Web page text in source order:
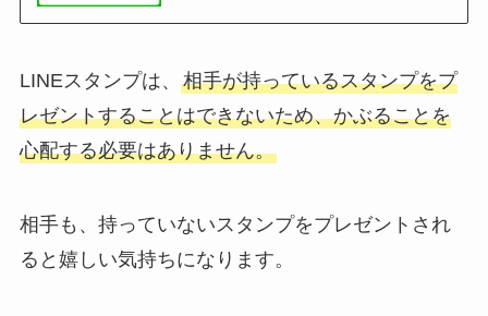
LINEスタンプは、 相手が持っているスタンプをプ
レゼントすることはできないため、かぶることを
心配する必要はありません。
相手も、持っていないスタンプをプレゼントされ
ると嬉しい気持ちになります。